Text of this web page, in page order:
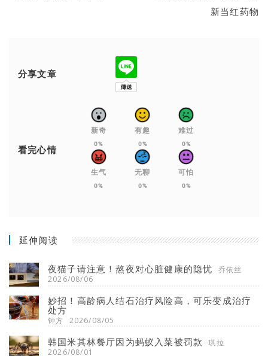
新当红药物
分享文章
看完心情
新奇
0%
有趣
0%
难过
0%
生气
0%
无聊
0%
可怕
0%
延伸阅读
夜猫子请注意！熬夜对心脏健康的隐忧
乔依丝
2026/08/06
妙招！高龄病人结石治疗风险高，可乐变成治疗
处方
钟方 2026/08/05
韩国米其林餐厅因为蚂蚁入菜被罚款
琪拉
2026/08/01